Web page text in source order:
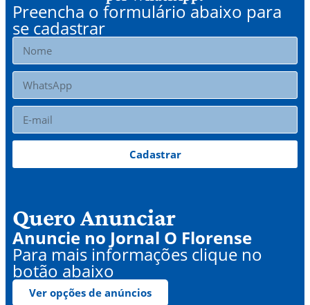
Preencha o formulário abaixo para
se cadastrar
Cadastrar
Quero Anunciar
Anuncie no Jornal O Florense
Para mais informações clique no
botão abaixo
Ver opções de anúncios